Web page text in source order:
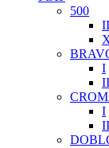
500
II
I
II
I
II